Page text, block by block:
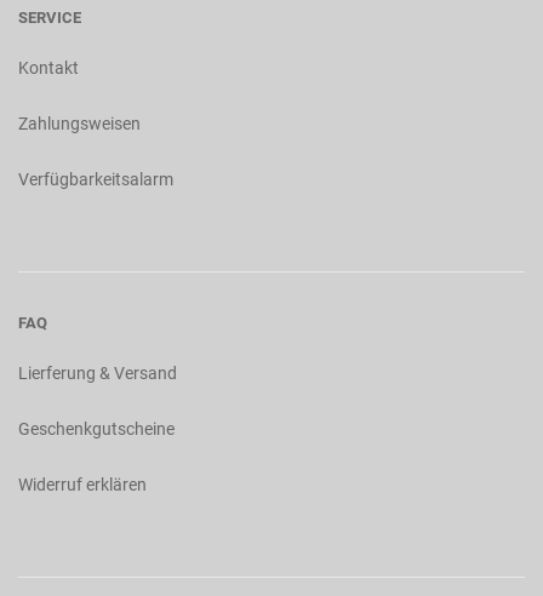
SERVICE
Kontakt
Zahlungsweisen
Verfügbarkeitsalarm
FAQ
Lierferung & Versand
Geschenkgutscheine
Widerruf erklären